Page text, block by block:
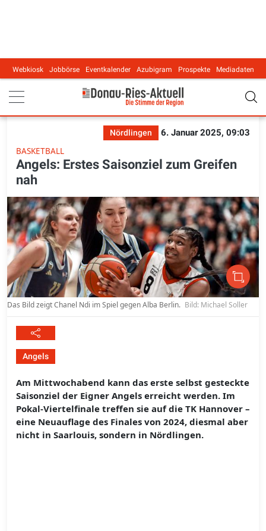
Main navigation
Webkiosk Jobbörse Eventkalender Azubigram Prospekte Mediadaten
Nördlingen
6. Januar 2025, 09:03
BASKETBALL
Angels: Erstes Saisonziel zum Greifen
nah
Das Bild zeigt Chanel Ndi im Spiel gegen Alba Berlin. Bild: Michael Soller
Angels
Am Mittwochabend kann das erste selbst gesteckte
Saisonziel der Eigner Angels erreicht werden. Im
Pokal-Viertelfinale treffen sie auf die TK Hannover –
eine Neuauflage des Finales von 2024, diesmal aber
nicht in Saarlouis, sondern in Nördlingen.